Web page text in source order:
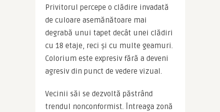
Privitorul percepe o clădire invadată
de culoare asemănătoare mai
degrabă unui tapet decât unei clădiri
cu 18 etaje, reci și cu multe geamuri.
Colorium este expresiv fără a deveni
agresiv din punct de vedere vizual.
Vecinii săi se dezvoltă păstrând
trendul nonconformist. Întreaga zonă